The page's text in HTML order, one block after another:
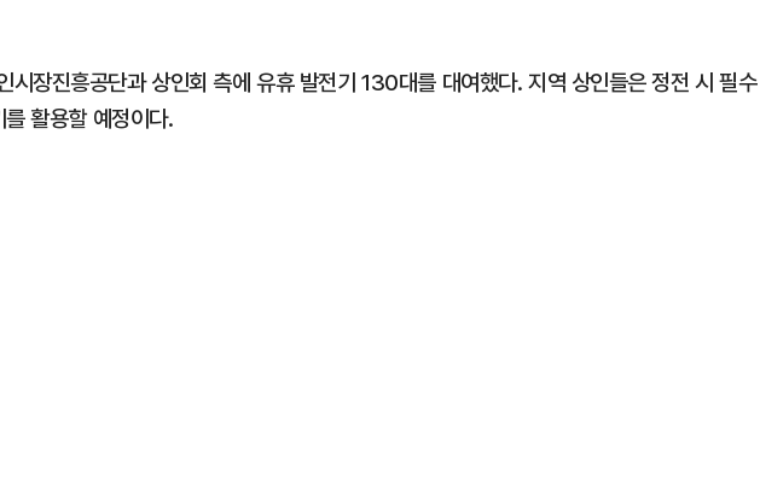
시장진흥공단과 상인회 측에 유휴 발전기 130대를 대여했다. 지역 상인들은 정전 시 필수
활용할 예정이다.